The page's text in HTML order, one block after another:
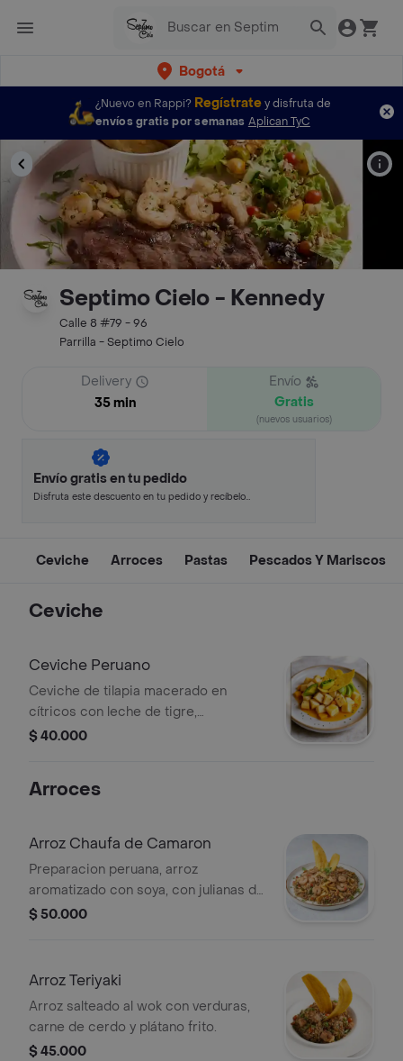
Bogotá
¿Nuevo en Rappi? Regístratey disfruta de
envíos gratis por semanas Aplican TyC
Septimo Cielo - Kennedy
Calle 8 #79 - 96
Parrilla - Septimo Cielo
Delivery
35 min
Envío
Gratis
(nuevos usuarios)
Envío gratis en tu pedido
Disfruta este descuento en tu pedido y recíbelo
Ceviche Arroces Pastas Pescados Y Mariscos
Ceviche
Ceviche Peruano
Ceviche de tilapia macerado en
cítricos con leche de tigre,
acompañado de aguacate y chips de
$ 40.000
Arroces
Arroz Chaufa de Camaron
Preparacion peruana, arroz
aromatizado con soya, con julianas de
huevo revuelto y camarones
$ 50.000
Arroz Teriyaki
Arroz salteado al wok con verduras,
carne de cerdo y plátano frito.
$ 45.000